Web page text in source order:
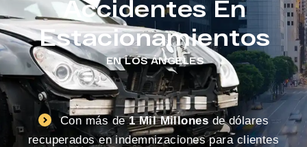
Accidentes En
Estacionamientos
EN LOS ÁNGELES
Con más de1 Mil Millones de dólares
recuperados en indemnizaciones para clientes